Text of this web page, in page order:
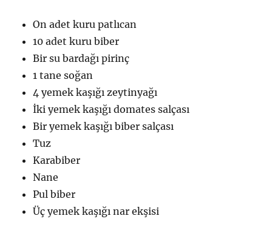
On adet kuru patlıcan
10 adet kuru biber
Bir su bardağı pirinç
1 tane soğan
4 yemek kaşığı zeytinyağı
İki yemek kaşığı domates salçası
Bir yemek kaşığı biber salçası
Tuz
Karabiber
Nane
Pul biber
Üç yemek kaşığı nar ekşisi